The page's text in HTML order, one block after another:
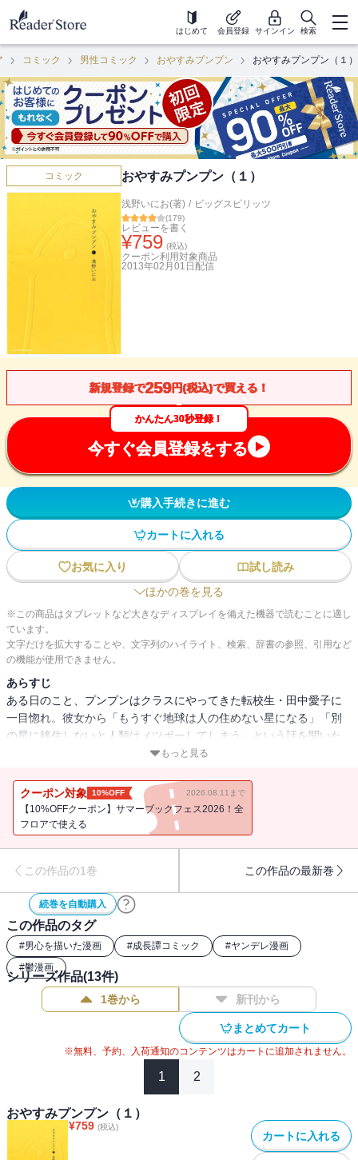
はじめて 会員登録 サインイン 検索
コミック 男性コミック おやすみプンプン おやすみプンプン（１）
コミック おやすみプンプン（１）
浅野いにお(著) / ビッグスピリッツ
(179)
レビューを書く
¥759 (税込)
クーポン利用対象商品
2013年02月01日 配信
新規登録で259円(税込)で買える！
かんたん30秒登録！
今すぐ会員登録をする
購入手続きに進む
カートに入れる
お気に入り
試し読み
ほかの巻を見る
※この商品はタブレットなど大きなディスプレイを備えた機器で読むことに適し
ています。
文字だけを拡大することや、文字列のハイライト、検索、辞書の参照、引用など
の機能が使用できません。
あらすじ
ある日のこと、プンプンはクラスにやってきた転校生・田中愛子に
一目惚れ。彼女から「もうすぐ地球は人の住めない星になる」「別
の星に移住しないと人類はメツボーしてしまう」という話を聞いた
プンプンは、今日出された「将来の夢」の作文に、「宇宙を研究す
ると家の中が大変なことに・・・？
もっと見る
クーポン対象 10%OFF 2026.08.11まで
【10%OFFクーポン】サマーブックフェス2026！全
フロアで使える
この作品の1巻 この作品の最新巻
続巻を自動購入
この作品のタグ
#男心を描いた漫画 #成長譚コミック #ヤンデレ漫画
#鬱漫画
シリーズ作品(13件)
1巻から 新刊から
まとめてカート
※無料、予約、入荷通知のコンテンツはカートに追加されません。
1 2
おやすみプンプン（１）
¥759 (税込)
カートに入れる